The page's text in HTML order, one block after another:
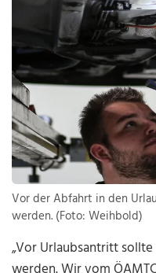
Vor der Abfahrt in den
werden. (Foto: Weihbold)
„Vor Urlaubsantritt